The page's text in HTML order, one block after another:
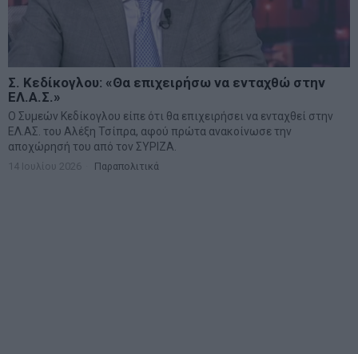
Σ. Κεδίκογλου: «Θα επιχειρήσω να ενταχθώ στην
ΕΛ.Α.Σ.»
Ο Συμεών Κεδίκογλου είπε ότι θα επιχειρήσει να ενταχθεί στην
ΕΛ.ΑΣ. του Αλέξη Τσίπρα, αφού πρώτα ανακοίνωσε την
αποχώρησή του από τον ΣΥΡΙΖΑ.
14 Ιουλίου 2026 Παραπολιτικά